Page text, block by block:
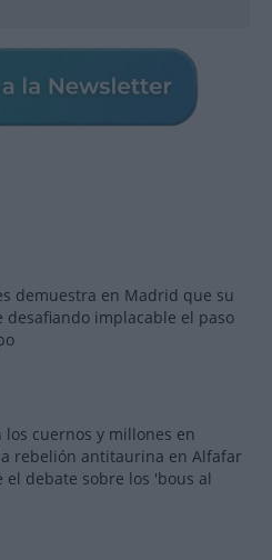
demuestra en Madrid que su
desafiando implacable el paso
los cuernos y millones en
rebelión antitaurina en Alfafar
el debate sobre los 'bous al